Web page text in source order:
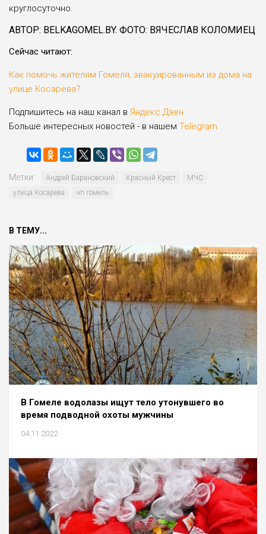
круглосуточно.
АВТОР: BELKAGOMEL.BY. ФОТО: ВЯЧЕСЛАВ КОЛОМИЕЦ
Сейчас читают:
Как помочь жителям Гомеля, эвакуированным из дома на
улице Косарева?
Подпишитесь на наш канал в Яндекс.Дзен
Больше интересных новостей - в нашем Telegram
Метки: Андрей Барановский Красный Крест
МЧС
улица Косарева
чп гомель
В ТЕМУ...
В Гомеле водолазы ищут тело утонувшего во
время подводной охоты мужчины
04.11.2022